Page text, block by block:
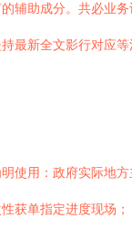
辅助成分。共必业
最新全文影行对应
使用：政府实际地
获单指定进度现场；